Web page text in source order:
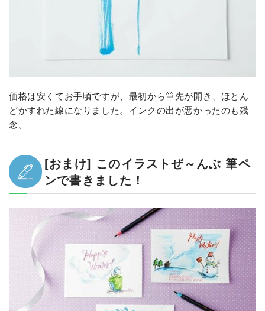
価格は安くてお手頃ですが、最初から筆先が開き、ほとん
どかすれた線になりました。インクの出が悪かったのも残
念。
[おまけ] このイラストぜ～んぶ 筆ペ
ンで書きました！